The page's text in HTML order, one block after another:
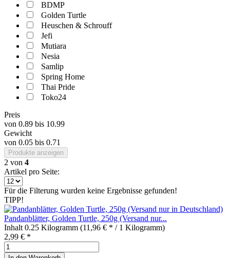
BDMP
Golden Turtle
Heuschen & Schrouff
Jefi
Mutiara
Nesia
Samlip
Spring Home
Thai Pride
Toko24
Preis
von 0.89 bis 10.99
Gewicht
von 0.05 bis 0.71
Produkte anzeigen
2 von 4
Artikel pro Seite:
Für die Filterung wurden keine Ergebnisse gefunden!
TIPP!
Pandanblätter, Golden Turtle, 250g (Versand nur...
Inhalt 0.25 Kilogramm (11,96 € * / 1 Kilogramm)
2,99 € *